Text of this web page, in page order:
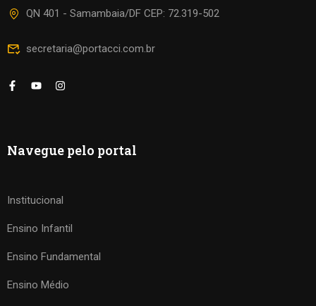
QN 401 - Samambaia/DF CEP: 72.319-502
secretaria@portacci.com.br
Navegue pelo portal
Institucional
Ensino Infantil
Ensino Fundamental
Ensino Médio